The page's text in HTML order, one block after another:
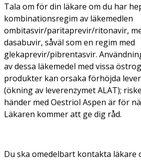
Tala om för din läkare om du har
kombinationsregim av läkemedlen
ombitasvir/paritaprevir/ritonavir,
dasabuvir, såväl som en regim med
glekaprevir/pibrentasvir.
av dessa läkemedel med vissa
produkter kan orsaka förhöjda
(ökning av leverenzymet ALAT);
händer med Oestriol Aspen är för
Läkaren kommer att ge dig råd.
Du ska omedelbart kontakta läkare